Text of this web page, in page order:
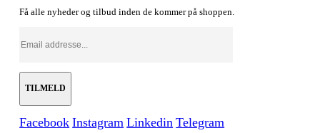
Få alle nyheder og tilbud inden de kommer på shoppen.
Facebook Instagram Linkedin Telegram